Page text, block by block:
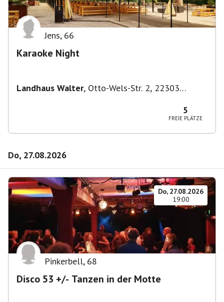
Jens, 66
Karaoke Night
Landhaus Walter, Otto-Wels-Str. 2, 22303
5
FREIE PLÄTZE
Do, 27.08.2026
Do, 27.08.2026
19:00
Pinkerbell, 68
Disco 53 +/- Tanzen in der Motte